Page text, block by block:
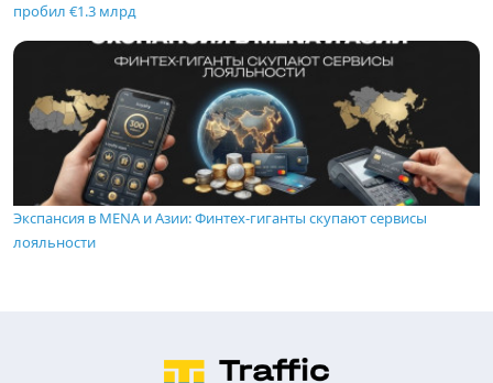
пробил €1.3 млрд
Экспансия в MENA и Азии: Финтех-гиганты скупают сервисы
лояльности